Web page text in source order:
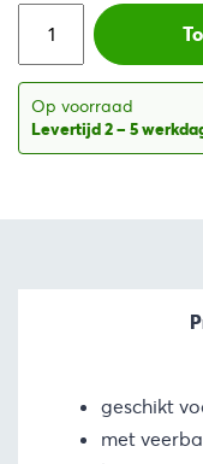
was:
€19,15.
Op voorraad
Levertijd 2 – 5
geschikt
met